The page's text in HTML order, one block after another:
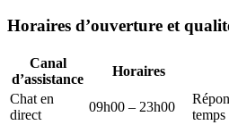
Horaires d’ouverture et
Canal
d’assistance
Horaires
Chat en
direct
09h00 – 23h00
temps